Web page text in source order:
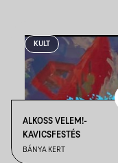
KULT
ALKOSS VELEM!-
KAVICSFESTÉS
BÁNYA KERT